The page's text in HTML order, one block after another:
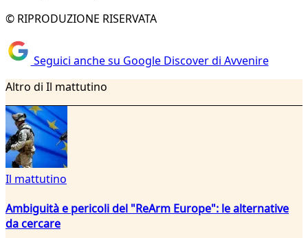
© RIPRODUZIONE RISERVATA
Seguici anche su Google Discover di Avvenire
Altro di Il mattutino
Il mattutino
Ambiguità e pericoli del "ReArm Europe": le alternative
da cercare